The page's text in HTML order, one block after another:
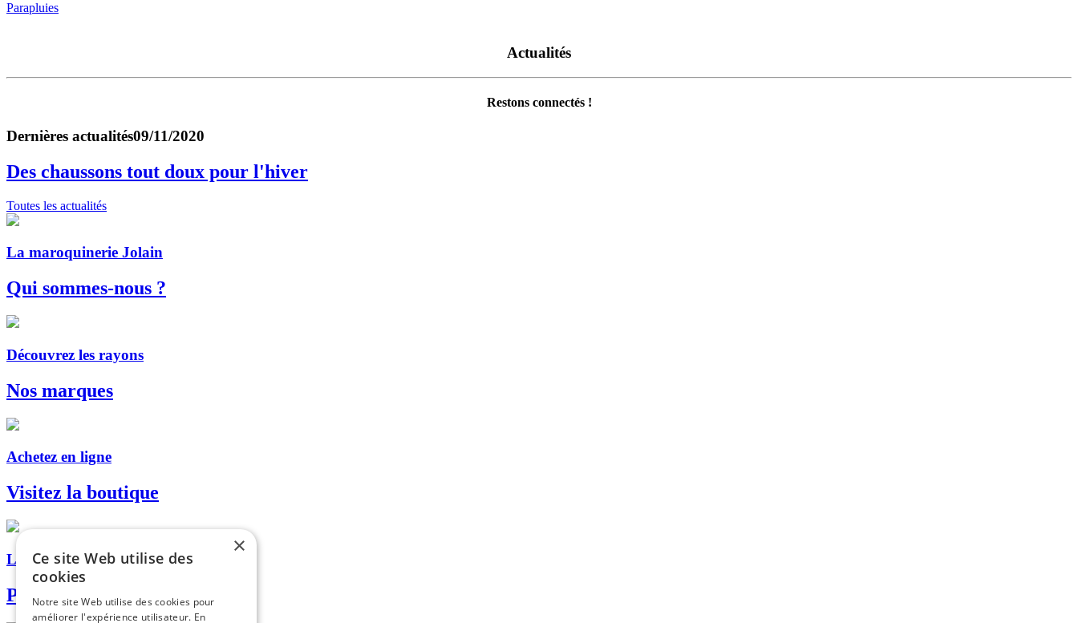
Parapluies
Actualités
Restons connectés !
Dernières actualités09/11/2020
Des chaussons tout doux pour l'hiver
Toutes les actualités
La maroquinerie Jolain
Qui sommes-nous ?
Découvrez les rayons
Nos marques
Achetez en ligne
Visitez la boutique
Livraison, retrait en magasin...
Paiement sécurisé
×
Ce site Web utilise des
cookies
Notre site Web utilise des cookies pour
améliorer l'expérience utilisateur. En